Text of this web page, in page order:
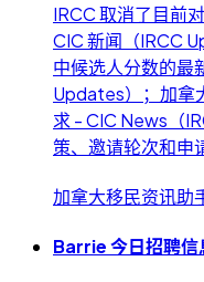
IRCC 取消了目前
CIC 新闻（IRCC
中候选人分数的最
Updates）；加拿
求 - CIC News（
策、邀请轮次和申
加拿大移民资讯助
Barrie 今日招聘